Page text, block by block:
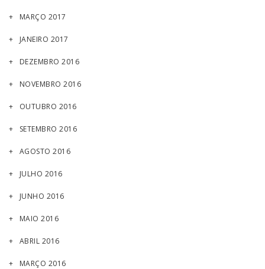
MARÇO 2017
JANEIRO 2017
DEZEMBRO 2016
NOVEMBRO 2016
OUTUBRO 2016
SETEMBRO 2016
AGOSTO 2016
JULHO 2016
JUNHO 2016
MAIO 2016
ABRIL 2016
MARÇO 2016